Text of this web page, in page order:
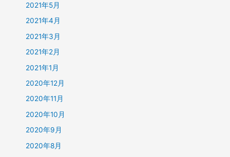
2021年5月
2021年4月
2021年3月
2021年2月
2021年1月
2020年12月
2020年11月
2020年10月
2020年9月
2020年8月